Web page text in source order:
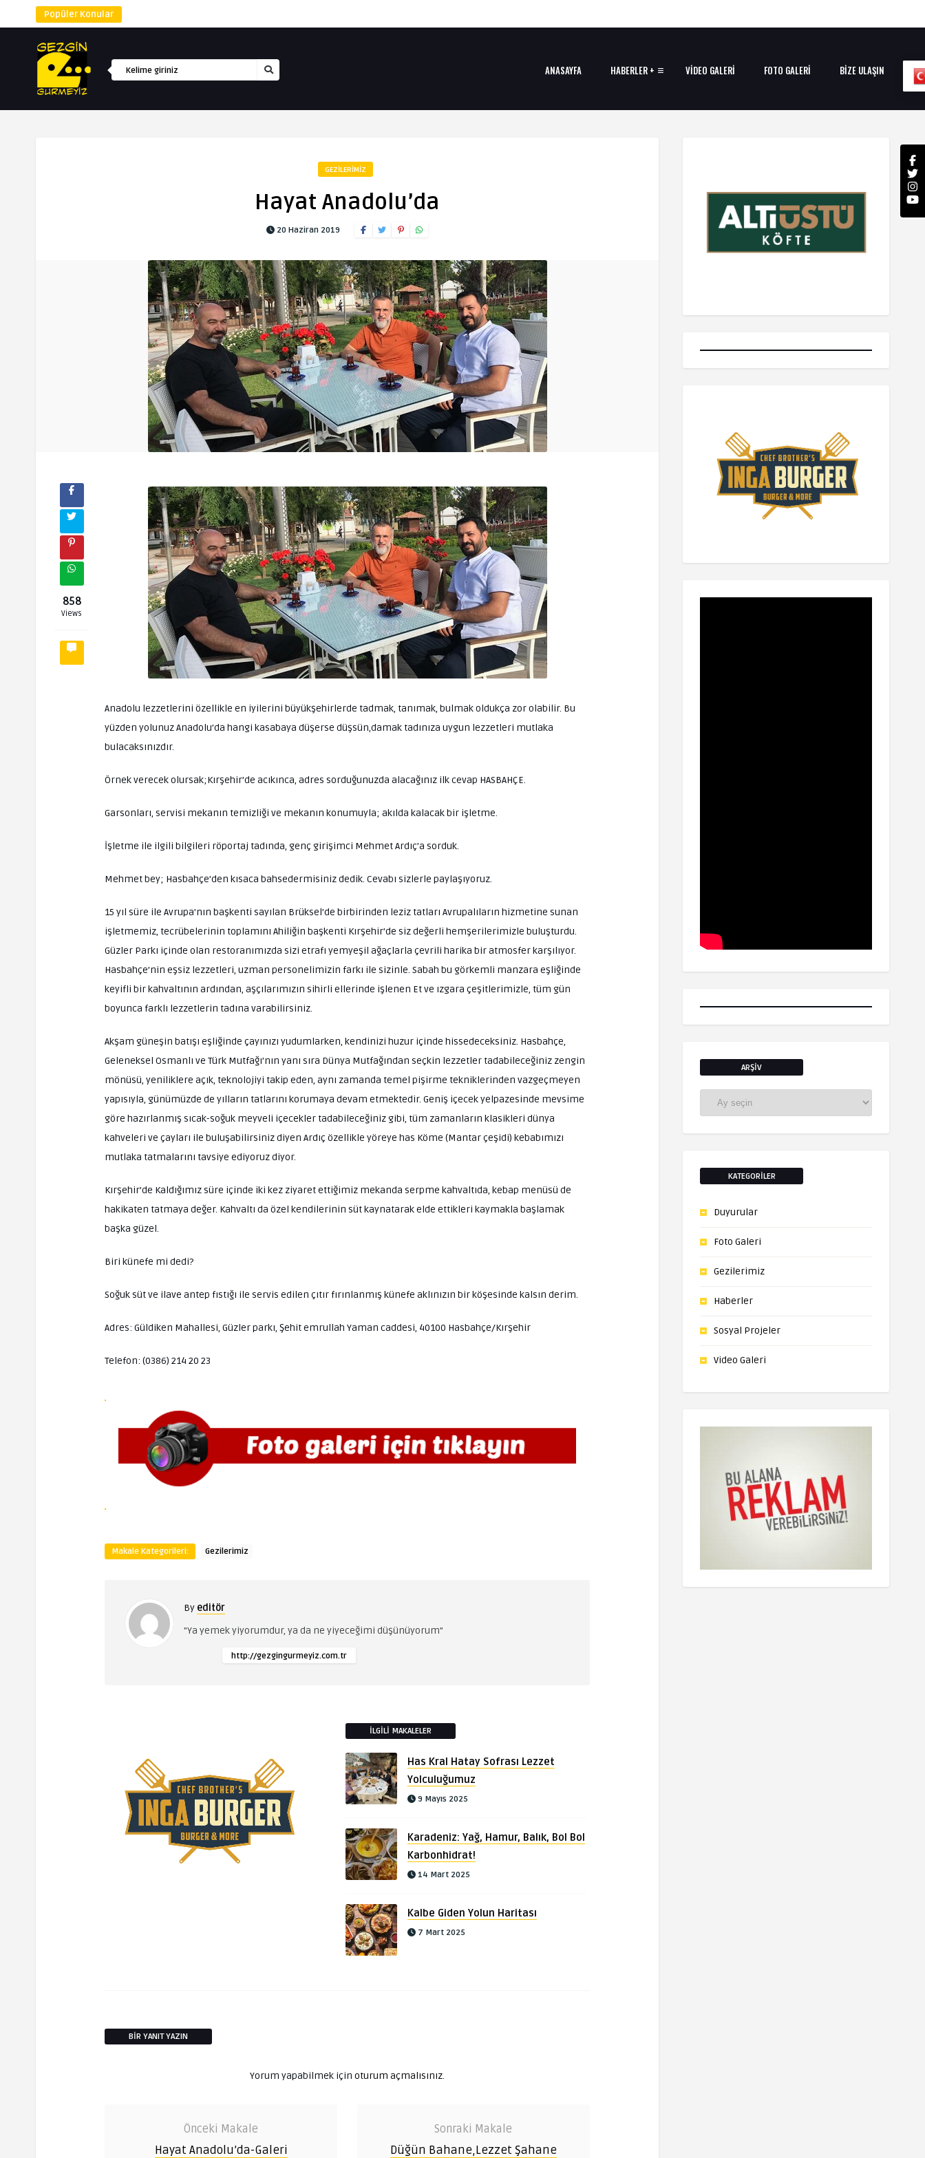
Popüler Konular
ANASAYFA HABERLER + VIDEO GALERI FOTO GALERI BIZE ULAŞIN
GEZILERIMIZ
Hayat Anadolu’da
20 Haziran 2019
858
Views
Anadolu lezzetlerini özellikle en iyilerini büyükşehirlerde tadmak, tanımak, bulmak oldukça zor olabilir. Bu
yüzden yolunuz Anadolu’da hangi kasabaya düşerse düşsün,damak tadınıza uygun lezzetleri mutlaka
bulacaksınızdır.
Örnek verecek olursak;Kırşehir’de acıkınca, adres sorduğunuzda alacağınız ilk cevap HASBAHÇE.
Garsonları, servisi mekanın temizliği ve mekanın konumuyla; akılda kalacak bir işletme.
İşletme ile ilgili bilgileri röportaj tadında, genç girişimci Mehmet Ardıç’a sorduk.
Mehmet bey; Hasbahçe’den kısaca bahsedermisiniz dedik. Cevabı sizlerle paylaşıyoruz.
15 yıl süre ile Avrupa’nın başkenti sayılan Brüksel’de birbirinden leziz tatları Avrupalıların hizmetine sunan
işletmemiz, tecrübelerinin toplamını Ahiliğin başkenti Kırşehir’de siz değerli hemşerilerimizle buluşturdu.
Güzler Parkı içinde olan restoranımızda sizi etrafı yemyeşil ağaçlarla çevrili harika bir atmosfer karşılıyor.
Hasbahçe’nin eşsiz lezzetleri, uzman personelimizin farkı ile sizinle. Sabah bu görkemli manzara eşliğinde
keyifli bir kahvaltının ardından, aşçılarımızın sihirli ellerinde işlenen Et ve ızgara çeşitlerimizle, tüm gün
boyunca farklı lezzetlerin tadına varabilirsiniz.
Akşam güneşin batışı eşliğinde çayınızı yudumlarken, kendinizi huzur içinde hissedeceksiniz. Hasbahçe,
Geleneksel Osmanlı ve Türk Mutfağı’nın yanı sıra Dünya Mutfağından seçkin lezzetler tadabileceğiniz zengin
mönüsü, yeniliklere açık, teknolojiyi takip eden, aynı zamanda temel pişirme tekniklerinden vazgeçmeyen
yapısıyla, günümüzde de yılların tatlarını korumaya devam etmektedir. Geniş içecek yelpazesinde mevsime
göre hazırlanmış sıcak-soğuk meyveli içecekler tadabileceğiniz gibi, tüm zamanların klasikleri dünya
kahveleri ve çayları ile buluşabilirsiniz diyen Ardıç özellikle yöreye has Köme (Mantar çeşidi) kebabımızı
mutlaka tatmalarını tavsiye ediyoruz diyor.
Kırşehir’de Kaldığımız süre içinde iki kez ziyaret ettiğimiz mekanda serpme kahvaltıda, kebap menüsü de
hakikaten tatmaya değer. Kahvaltı da özel kendilerinin süt kaynatarak elde ettikleri kaymakla başlamak
başka güzel.
Biri künefe mi dedi?
Soğuk süt ve ilave antep fıstığı ile servis edilen çıtır fırınlanmış künefe aklınızın bir köşesinde kalsın derim.
Adres: Güldiken Mahallesi, Güzler parkı, Şehit emrullah Yaman caddesi, 40100 Hasbahçe/Kırşehir
Telefon: (0386) 214 20 23
Makale Kategorileri: Gezilerimiz
By editör
"Ya yemek yiyorumdur, ya da ne yiyeceğimi düşünüyorum"
http://gezgingurmeyiz.com.tr
İLGILI MAKALELER
Has Kral Hatay Sofrası Lezzet
Yolculuğumuz
9 Mayıs 2025
Karadeniz: Yağ, Hamur, Balık, Bol Bol
Karbonhidrat!
14 Mart 2025
Kalbe Giden Yolun Haritası
7 Mart 2025
BIR YANIT YAZIN
Yorum yapabilmek için oturum açmalısınız.
Önceki Makale
Hayat Anadolu’da-Galeri
Sonraki Makale
Düğün Bahane,Lezzet Şahane
ARŞIV
KATEGORILER
Duyurular
Foto Galeri
Gezilerimiz
Haberler
Sosyal Projeler
Video Galeri